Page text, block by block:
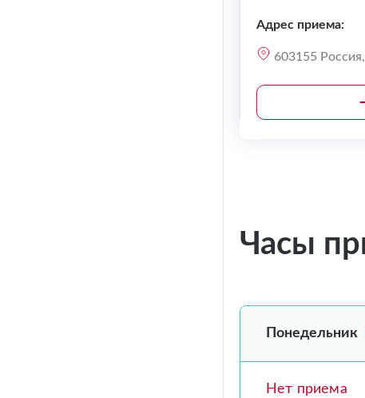
Адрес приема:
603155
Часы
Понедельник
Нет приема